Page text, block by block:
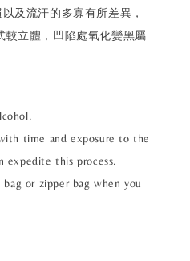
及流汗的多寡有所差異，
較立體，凹陷處氧化變黑屬
time and exposure to the
expedite this process.
or zipper bag when you